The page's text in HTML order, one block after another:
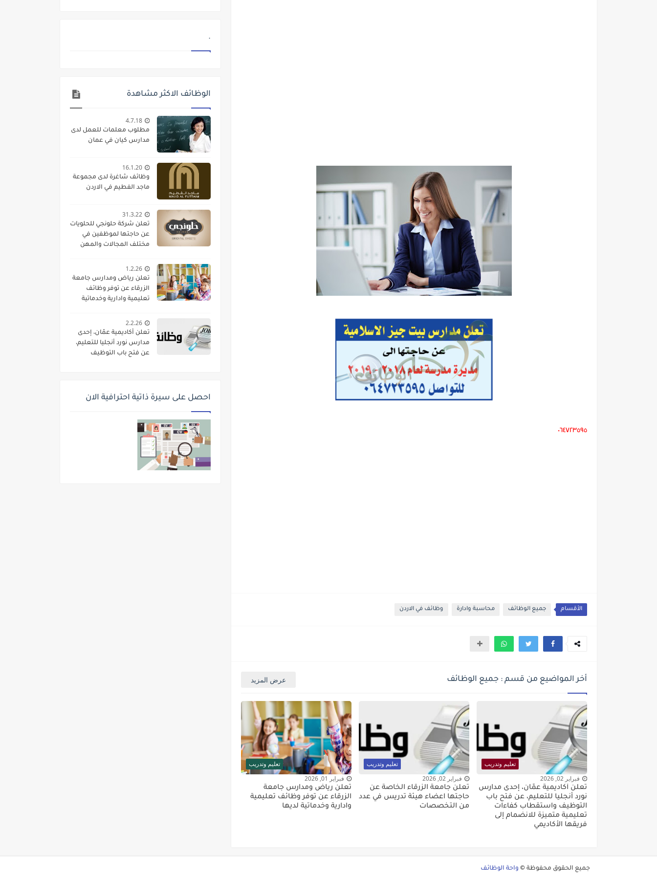
٠٦٤٧٢٣٥٩٥
الأقسام جميع الوظائف محاسبة وادارة وظائف في الاردن
أخر المواضيع من قسم : جميع الوظائف عرض المزيد
تعليم وتدريب
فبراير 02, 2026
تعلن أكاديمية عمّان، إحدى مدارس
نورد أنجليا للتعليم، عن فتح باب
التوظيف واستقطاب كفاءات
تعليمية متميزة للانضمام إلى
فريقها الأكاديمي
تعليم وتدريب
فبراير 02, 2026
تعلن جامعة الزرقاء الخاصة عن
حاجتها اعضاء هيئة تدريس في عدد
من التخصصات
تعليم وتدريب
فبراير 01, 2026
تعلن رياض ومدارس جامعة
الزرقاء عن توفر وظائف تعليمية
وادارية وخدماتية لديها
.
الوظائف الاكثر مشاهدة
4.7.18
مطلوب معلمات للعمل لدى
مدارس كيان في عمان
16.1.20
وظائف شاغرة لدى مجموعة
ماجد الفطيم في الاردن
31.3.22
تعلن شركة حلونجي للحلويات
عن حاجتها لموظفين في
مختلف المجالات والمهن
1.2.26
تعلن رياض ومدارس جامعة
الزرقاء عن توفر وظائف
تعليمية وادارية وخدماتية
2.2.26
تعلن أكاديمية عمّان، إحدى
مدارس نورد أنجليا للتعليم،
عن فتح باب التوظيف
احصل على سيرة ذاتية احترافية الان
جميع الحقوق محفوظة © واحة الوظائف